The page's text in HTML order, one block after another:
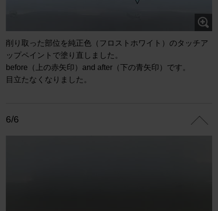
削り取った部位を純正色（フロストホワイト）のタッチア
ップペイントで塗り直しました。
before（上の赤矢印）and after（下の青矢印）です。
目立たなくなりました。
6/6